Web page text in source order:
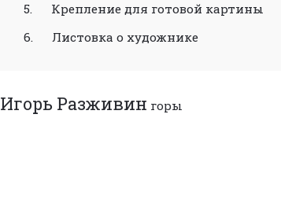
5. Крепление для готовой картины
6. Листовка о художнике
Игорь Разживин горы